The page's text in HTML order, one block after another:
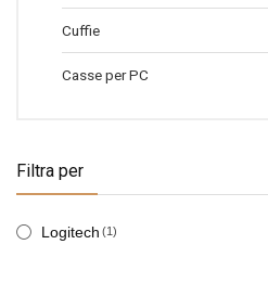
Cuffie
Casse per PC
Filtra per
Logitech (1)